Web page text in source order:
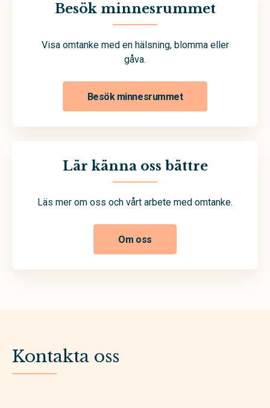
Besök minnesrummet
Visa omtanke med en hälsning, blomma eller
gåva.
Besök minnesrummet
Lär känna oss bättre
Läs mer om oss och vårt arbete med omtanke.
Om oss
Kontakta oss